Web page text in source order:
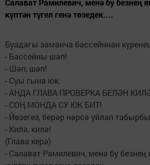
Салават Рамилевич, менә бу безнең
күптән түгел генә төзедек....
Буадагы заманча бассейннан
- Бассейны шәп!
- Шәп, шәп!
- Суы гына юк.
- АНДА ГЛАВА ПРОВЕРКА БЕЛӘН
- СОҢ МОНДА СУ ЮК БИТ!
- Йөзегез, берәр нәрсә уйлап
- Килә, килә!
(Глава керә)
- Салават Рамилевич, менә бу безнең